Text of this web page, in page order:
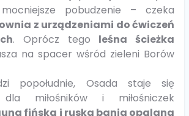
pobudzenie – czeka
z urządzeniami do ćwiczeń
. Oprócz tego leśna ścieżka
na spacer wśród zieleni Borów
popołudnie, Osada staje się
dla miłośników i miłośniczek
fińska i ruska bania opalana